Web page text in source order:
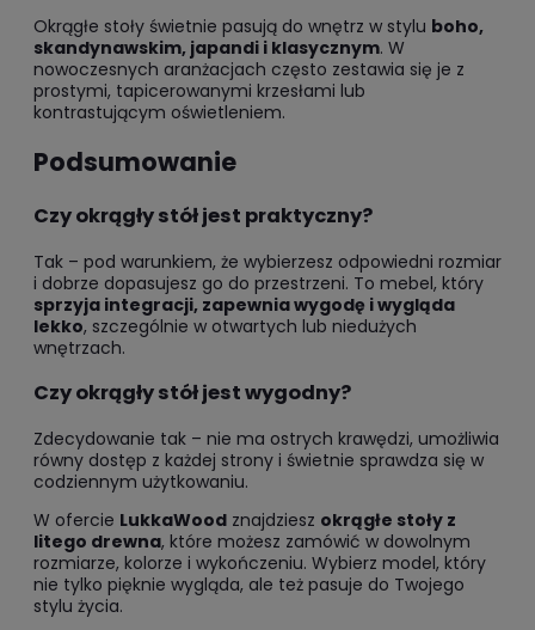
Okrągłe stoły świetnie pasują do wnętrz w stylu boho,
skandynawskim, japandi i klasycznym. W
nowoczesnych aranżacjach często zestawia się je z
prostymi, tapicerowanymi krzesłami lub
kontrastującym oświetleniem.
Podsumowanie
Czy okrągły stół jest praktyczny?
Tak – pod warunkiem, że wybierzesz odpowiedni rozmiar
i dobrze dopasujesz go do przestrzeni. To mebel, który
sprzyja integracji, zapewnia wygodę i wygląda
lekko, szczególnie w otwartych lub niedużych
wnętrzach.
Czy okrągły stół jest wygodny?
Zdecydowanie tak – nie ma ostrych krawędzi, umożliwia
równy dostęp z każdej strony i świetnie sprawdza się w
codziennym użytkowaniu.
W ofercie LukkaWood znajdziesz okrągłe stoły z
litego drewna, które możesz zamówić w dowolnym
rozmiarze, kolorze i wykończeniu. Wybierz model, który
nie tylko pięknie wygląda, ale też pasuje do Twojego
stylu życia.